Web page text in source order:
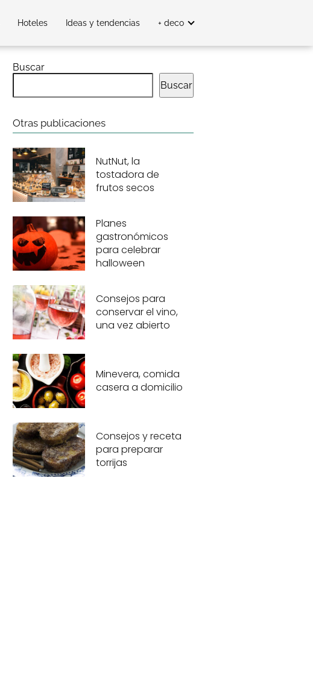
Hoteles Ideas y tendencias + deco
Buscar
Buscar
Otras publicaciones
NutNut, la
tostadora de
frutos secos
Planes
gastronómicos
para celebrar
halloween
Consejos para
conservar el vino,
una vez abierto
Minevera, comida
casera a domicilio
Consejos y receta
para preparar
torrijas